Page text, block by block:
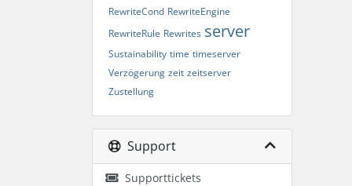
RewriteCond RewriteEngine
RewriteRule Rewrites server
Sustainability time timeserver
Verzögerung zeit zeitserver
Zustellung
Support
Supporttickets